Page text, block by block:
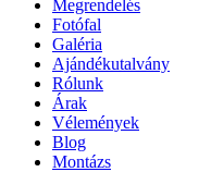
Megrendelés
Fotófal
Galéria
Ajándékutalvány
Rólunk
Árak
Vélemények
Blog
Montázs